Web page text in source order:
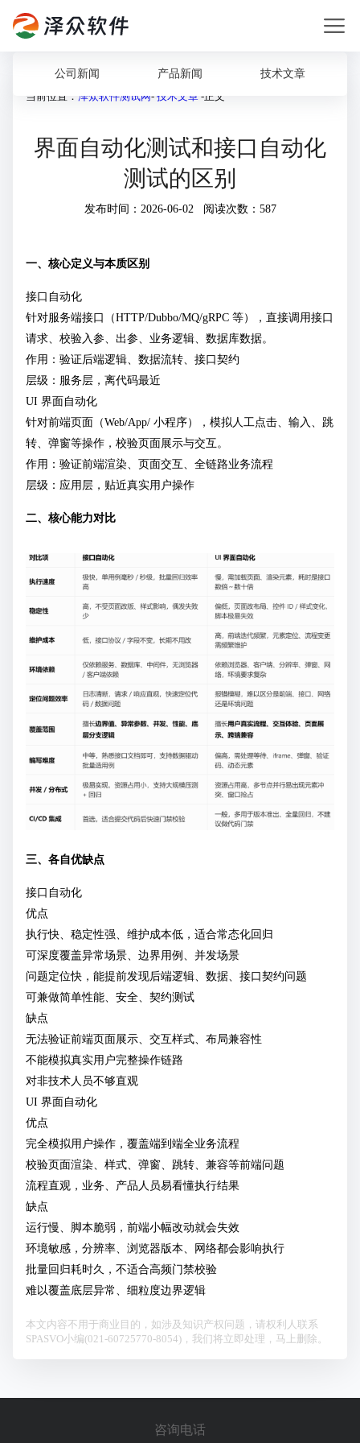
公司新闻 产品新闻
技术文章
当前位置： 泽众软件测试网- 技术文章 -正文
界面自动化测试和接口自动化
测试的区别
发布时间：2026-06-02 阅读次数：587
一、核心定义与本质区别
接口自动化
针对服务端接口（HTTP/Dubbo/MQ/gRPC 等），直接调用接口
请求、校验入参、出参、业务逻辑、数据库数据。
作用：验证后端逻辑、数据流转、接口契约
层级：服务层，离代码最近
UI 界面自动化
针对前端页面（Web/App/ 小程序），模拟人工点击、输入、跳
转、弹窗等操作，校验页面展示与交互。
作用：验证前端渲染、页面交互、全链路业务流程
层级：应用层，贴近真实用户操作
二、核心能力对比
三、各自优缺点
接口自动化
优点
执行快、稳定性强、维护成本低，适合常态化回归
可深度覆盖异常场景、边界用例、并发场景
问题定位快，能提前发现后端逻辑、数据、接口契约问题
可兼做简单性能、安全、契约测试
缺点
无法验证前端页面展示、交互样式、布局兼容性
不能模拟真实用户完整操作链路
对非技术人员不够直观
UI 界面自动化
优点
完全模拟用户操作，覆盖端到端全业务流程
校验页面渲染、样式、弹窗、跳转、兼容等前端问题
流程直观，业务、产品人员易看懂执行结果
缺点
运行慢、脚本脆弱，前端小幅改动就会失效
环境敏感，分辨率、浏览器版本、网络都会影响执行
批量回归耗时久，不适合高频门禁校验
难以覆盖底层异常、细粒度边界逻辑
本文内容不用于商业目的，如涉及知识产权问题，请权利人联系
SPASVO小编(021-60725770-8054)，我们将立即处理，马上删除。
咨询电话